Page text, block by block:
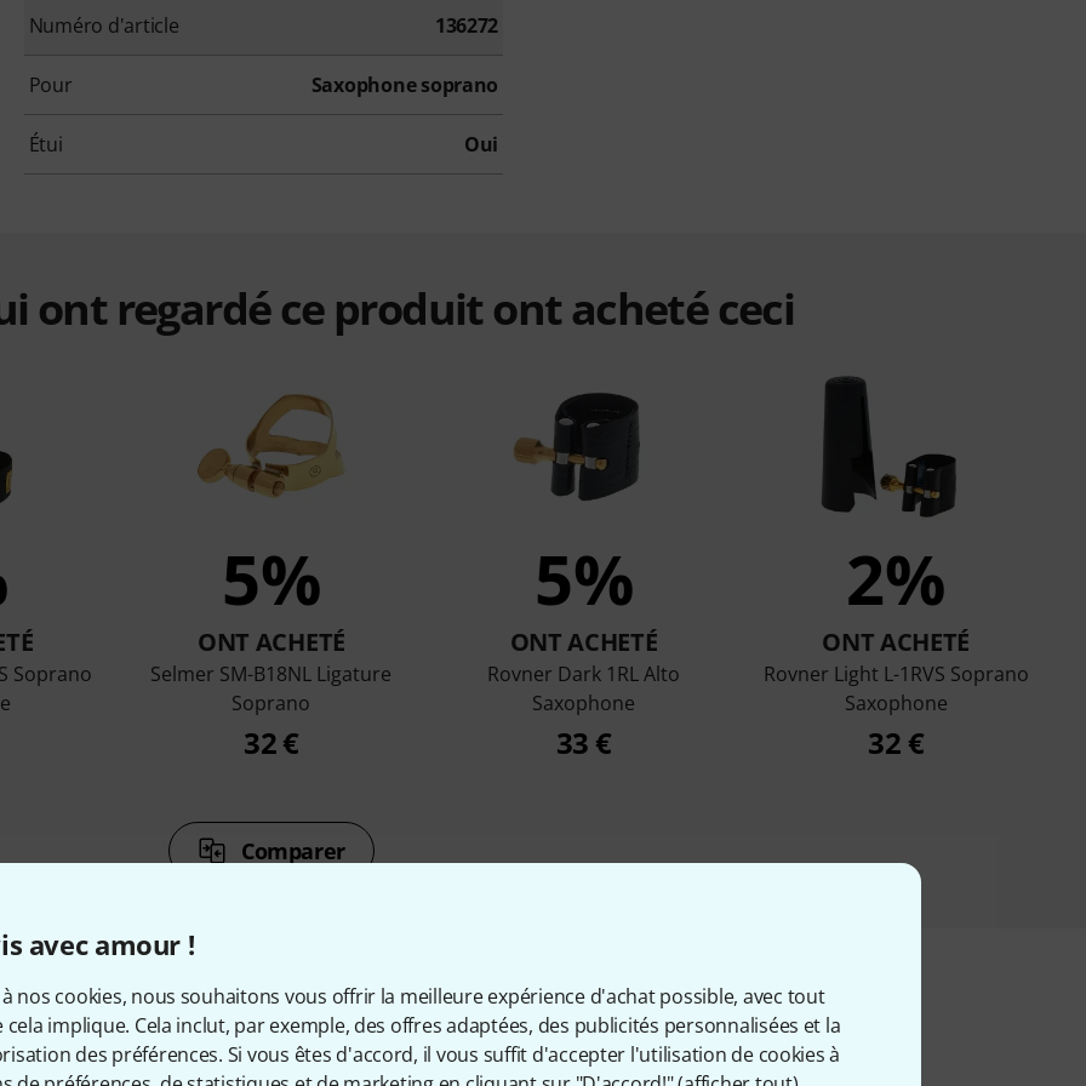
avec amour !
à nos cookies, nous souhaitons vous offrir la meilleure expérience d'achat possible, avec tout
cela implique. Cela inclut, par exemple, des offres adaptées, des publicités personnalisées et la
des préférences. Si vous êtes d'accord, il vous suffit d'accepter l'utilisation de cookies à
Numéro d'article 136272
Pour Saxophone soprano
Étui Oui
ont regardé ce produit ont acheté ceci
Soprano
5%
ONT ACHETÉ
Selmer SM-B18NL Ligature
Soprano
32 €
5%
ONT ACHETÉ
Rovner Dark 1RL Alto
Saxophone
33 €
2%
ONT ACHETÉ
Rovner Light L-1RVS Soprano
Saxophone
32 €
Comparer
& articles appropriés